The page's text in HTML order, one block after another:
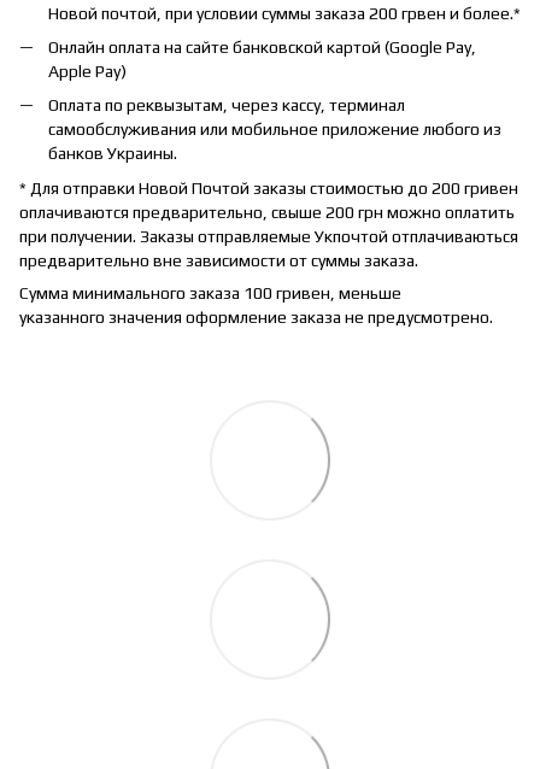
Новой почтой, при условии суммы заказа 200 грвен и более.*
Онлайн оплата на сайте банковской картой (Google Pay,
Apple Pay)
Оплата по реквызытам, через кассу, терминал
самообслуживания или мобильное приложение любого из
банков Украины.
* Для отправки Новой Почтой заказы стоимостью до 200 гривен
оплачиваются предварительно, свыше 200 грн можно оплатить
при получении. Заказы отправляемые Укпочтой отплачиваються
предварительно вне зависимости от суммы заказа.
Сумма минимального заказа 100 гривен, меньше
указанного значения оформление заказа не предусмотрено.